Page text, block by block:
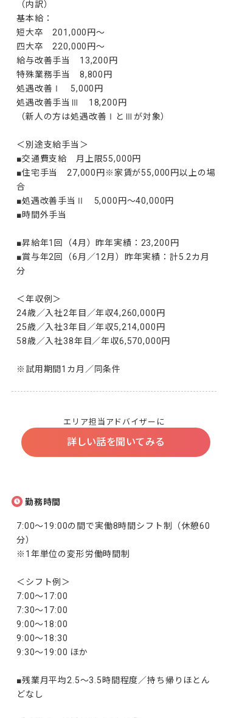
（内訳）
基本給：
短大卒　201,000円～
四大卒　220,000円～
給与改善手当　13,200円
特殊業務手当　8,800円
処遇改善Ⅰ　5,000円
処遇改善手当Ⅲ　18,200円
（新人の方は処遇改善ⅠとⅢが対象）
＜別途支給手当＞
■交通費支給　月上限55,000円
■住宅手当　27,000円※家賃が55,000円以上の場
合
■処遇改善手当Ⅱ　5,000円～40,000円
■時間外手当
■昇給年1回（4月）昨年実績：23,200円
■賞与年2回（6月／12月）昨年実績：計5.2カ月
分
＜年収例＞
24歳／入社2年目／年収4,260,000円
25歳／入社3年目／年収5,214,000円
58歳／入社38年目／年収6,570,000円
※試用期間1カ月／同条件
エリア担当アドバイザーに
詳しい話を聞いてみる
勤務時間
7:00～19:00の間で実働8時間シフト制（休憩60
分）
※1年単位の変形労働時間制
＜シフト例＞
7:00～17:00
7:30～17:00
9:00～18:00
9:00～18:30
9:30～19:00 ほか
■残業月平均2.5～3.5時間程度／持ち帰りほとん
どなし